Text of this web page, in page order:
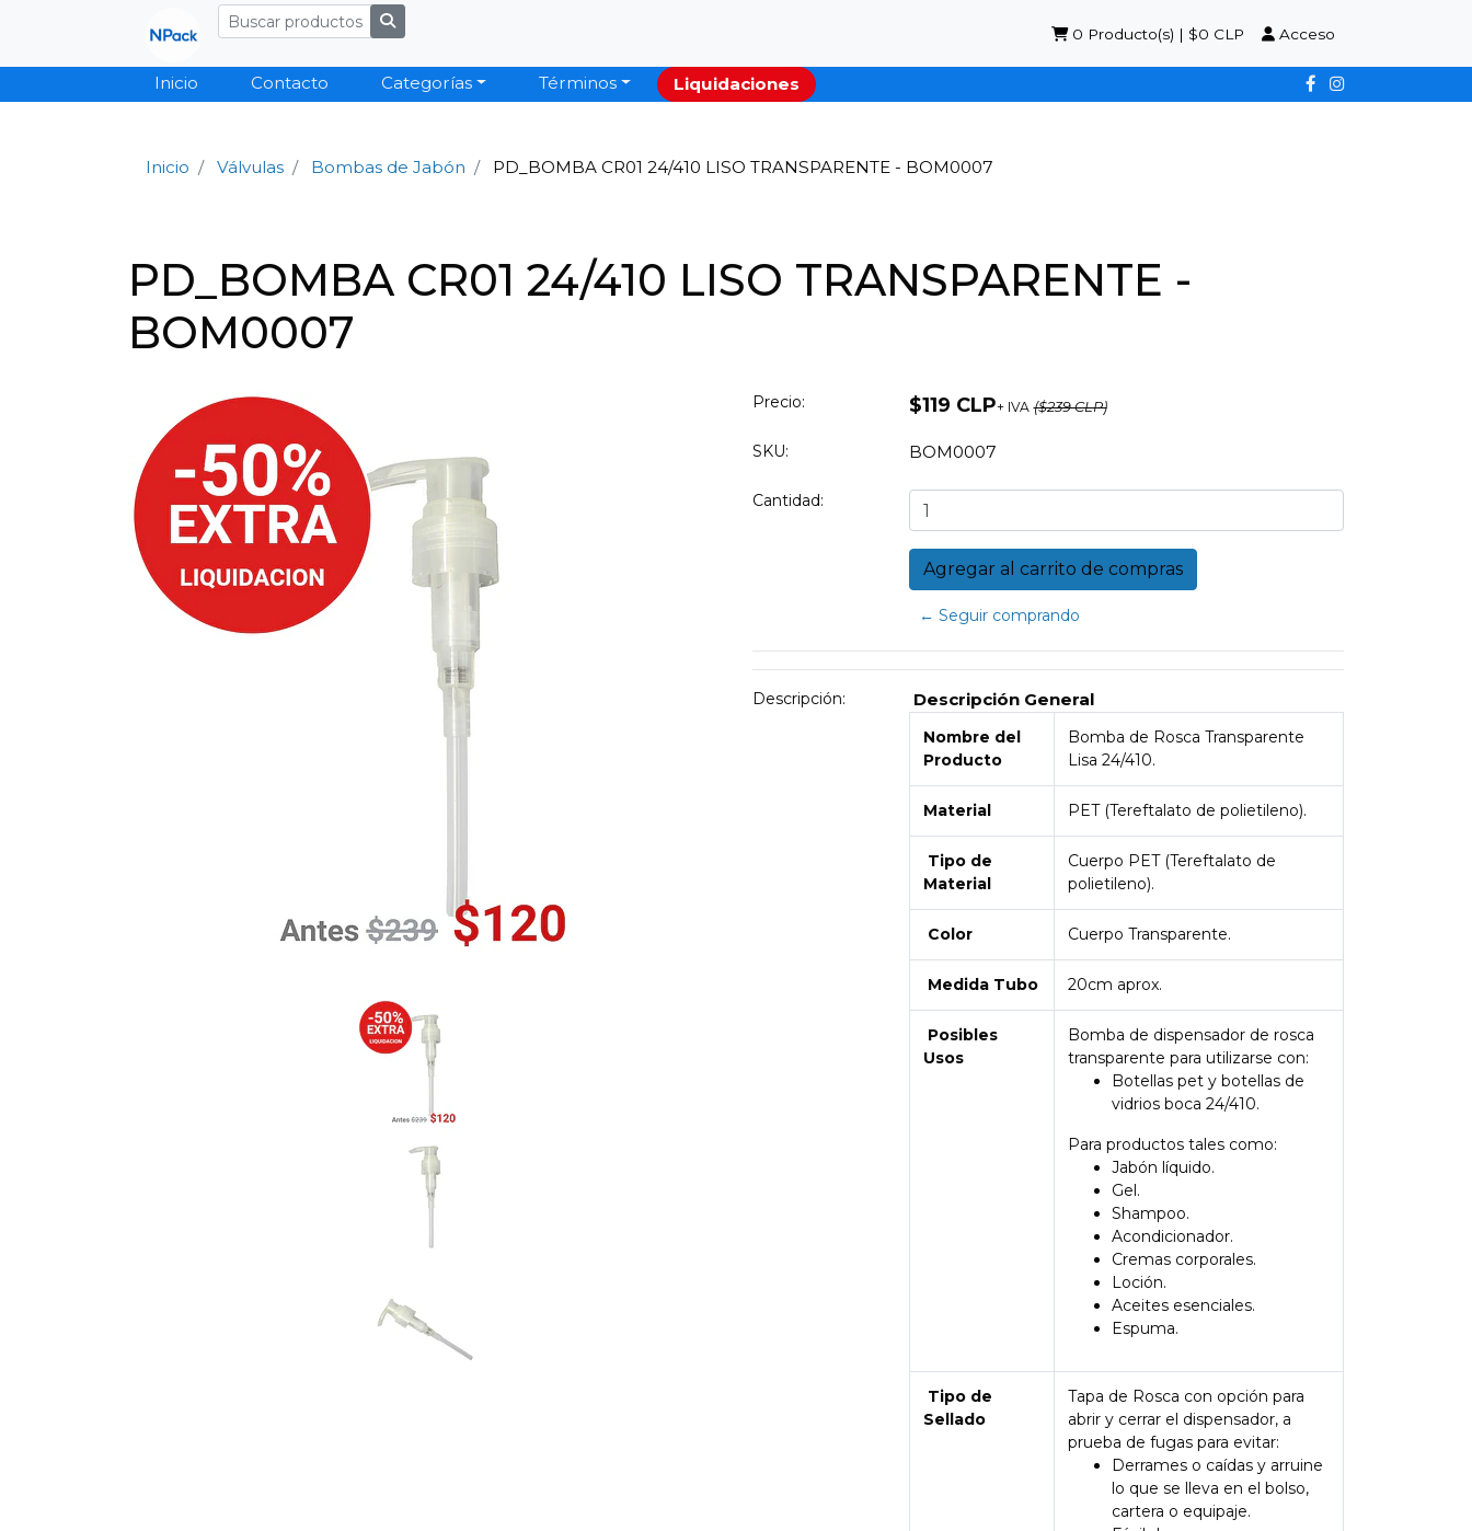
0 Producto(s) | $0 CLP Acceso
Inicio Contacto Categorías Términos Liquidaciones
Inicio Válvulas Bombas de Jabón PD_BOMBA CR01 24/410 LISO TRANSPARENTE - BOM0007
PD_BOMBA CR01 24/410 LISO TRANSPARENTE -
BOM0007
Precio: $119 CLP+ IVA ($239 CLP)
SKU: BOM0007
Cantidad:
← Seguir comprando
Descripción: Descripción General
Nombre del
Producto
Bomba de Rosca Transparente
Lisa 24/410.
Material PET (Tereftalato de polietileno).
Tipo de
Material
Cuerpo PET (Tereftalato de
polietileno).
Color Cuerpo Transparente.
Medida Tubo 20cm aprox.
Posibles
Usos
Bomba de dispensador de rosca
transparente para utilizarse con:
Botellas pet y botellas de
vidrios boca 24/410.
Para productos tales como:
Jabón líquido.
Gel.
Shampoo.
Acondicionador.
Cremas corporales.
Loción.
Aceites esenciales.
Espuma.
Tipo de
Sellado
Tapa de Rosca con opción para
abrir y cerrar el dispensador, a
prueba de fugas para evitar:
Derrames o caídas y arruine
lo que se lleva en el bolso,
cartera o equipaje.